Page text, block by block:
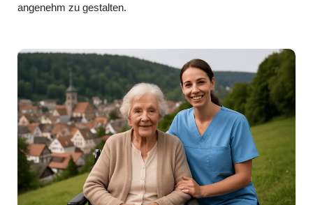
angenehm zu gestalten.